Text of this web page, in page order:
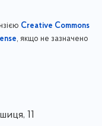
Creative Commons
, якщо не зазначено
11